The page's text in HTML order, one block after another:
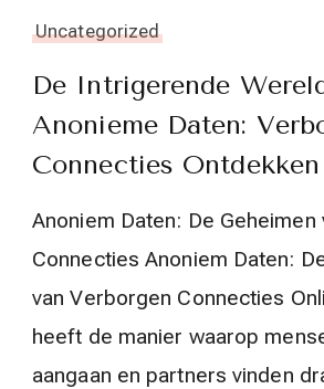
Uncategorized
De Intrigerende
Anonieme Daten:
Connecties Ontdekken
Anoniem Daten: De
Connecties Anoniem Daten:
van Verborgen Connecties
heeft de manier waarop
aangaan en partners vinden